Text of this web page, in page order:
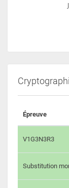
Épreuve
V1G3N3R3
Substitution